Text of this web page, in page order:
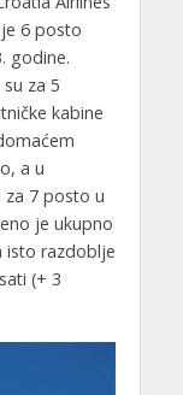
6 posto
godine.
za 5
kabine
a u
7 posto u
je ukupno
isto razdoblje
(+ 3